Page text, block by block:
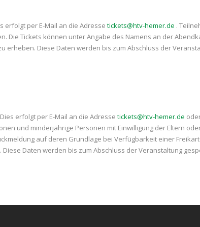
erfolgt per E-Mail an die Adresse tickets@htv-hemer.de .
Die Tickets können unter Angabe des Namens an der
Diese Daten werden bis zum Abschluss der
erfolgt per E-Mail an die Adresse tickets@htv-hemer.de
und minderjährige Personen mit Einwilligung der Eltern
auf deren Grundlage bei Verfügbarkeit einer
Daten werden bis zum Abschluss der Veranstaltung